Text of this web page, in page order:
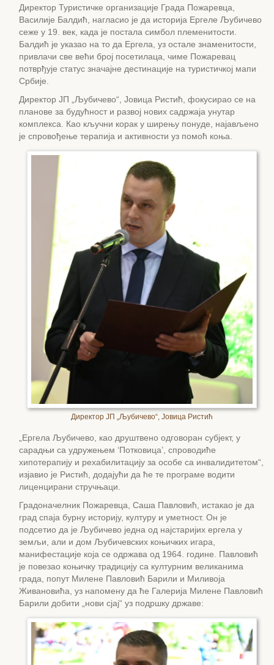
Директор Туристичке организације Града Пожаревца,
Василије Балдић, нагласио је да историја Ергеле Љубичево
сеже у 19. век, када је постала симбол племенитости.
Балдић је указао на то да Ергела, уз остале знаменитости,
привлачи све већи број посетилаца, чиме Пожаревац
потврђује статус значајне дестинације на туристичкој мапи
Србије.
Директор ЈП „Љубичево“, Јовица Ристић, фокусирао се на
планове за будућност и развој нових садржаја унутар
комплекса. Као кључни корак у ширењу понуде, најављено
је спровођење терапија и активности уз помоћ коња.
Директор ЈП „Љубичево“, Јовица Ристић
„Ергела Љубичево, као друштвено одговоран субјект, у
сарадњи са удружењем ‘Потковица’, спроводиће
хипотерапију и рехабилитацију за особе са инвалидитетом“,
изјавио је Ристић, додајући да ће те програме водити
лиценцирани стручњаци.
Градоначелник Пожаревца, Саша Павловић, истакао је да
град спаја бурну историју, културу и уметност. Он је
подсетио да је Љубичево једна од најстаријих ергела у
земљи, али и дом Љубичевских коњичких игара,
манифестације која се одржава од 1964. године. Павловић
је повезао коњичку традицију са културним великанима
града, попут Милене Павловић Барили и Миливоја
Живановића, уз напомену да ће Галерија Милене Павловић
Барили добити „нови сјај“ уз подршку државе: